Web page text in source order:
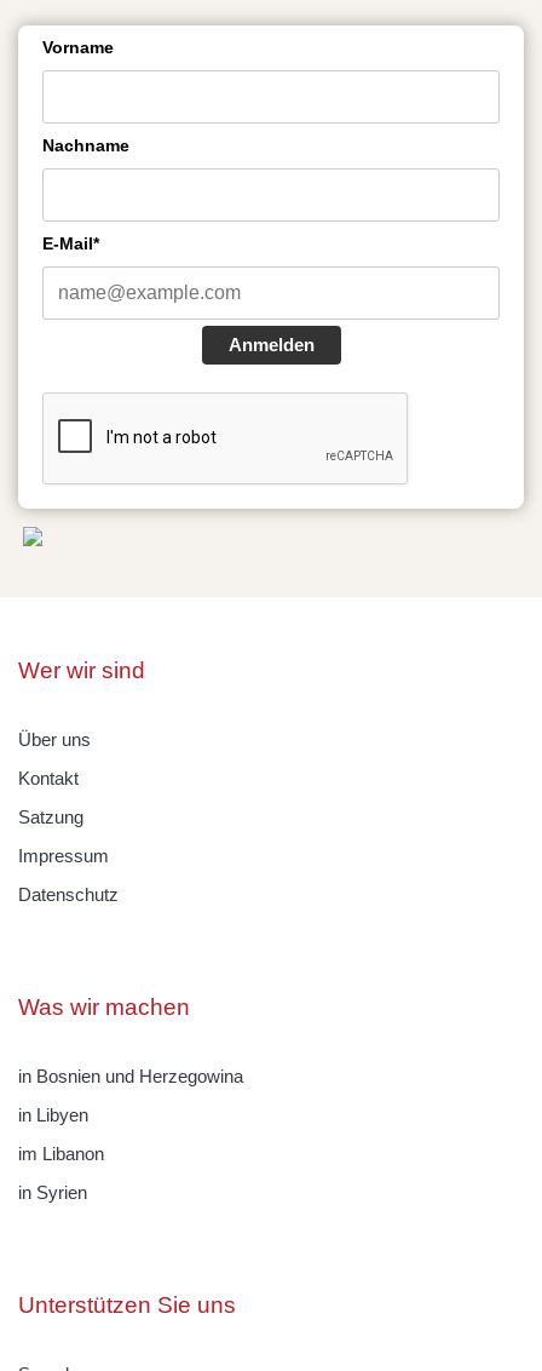
Vorname
Nachname
E-Mail*
Anmelden
Wer wir sind
Über uns
Kontakt
Satzung
Impressum
Datenschutz
Was wir machen
in Bosnien und Herzegowina
in Libyen
im Libanon
in Syrien
Unterstützen Sie uns